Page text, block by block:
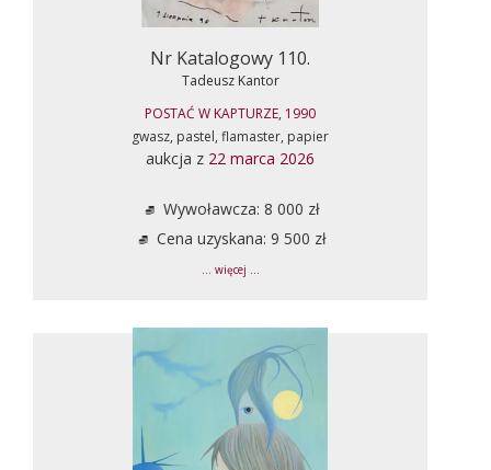
Nr Katalogowy 110.
Tadeusz Kantor
POSTAĆ W KAPTURZE, 1990
gwasz, pastel, flamaster, papier
aukcja z 22 marca 2026
Wywoławcza: 8 000 zł
Cena uzyskana: 9 500 zł
... więcej ...